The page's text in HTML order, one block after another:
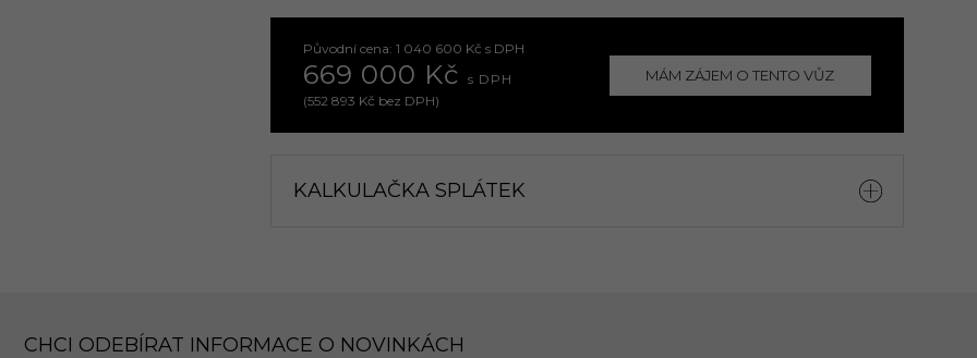
Původní cena: 1 040 600 Kč s DPH
669 000 Kčs DPH
(552 893 Kč bez DPH)
MÁM ZÁJEM O TENTO VŮZ
KALKULAČKA SPLÁTEK
CHCI ODEBÍRAT INFORMACE O NOVINKÁCH